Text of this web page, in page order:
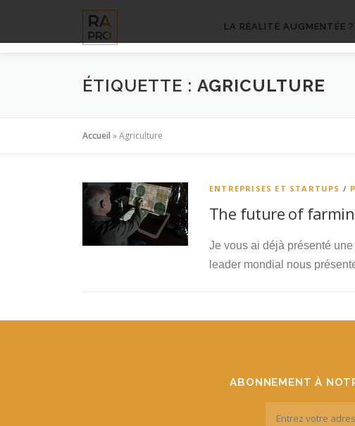
contenu
LA RÉALITÉ AUGMENTÉE ?
ÉTIQUETTE : AGRICULTURE
Accueil »Agriculture
ENTREPRISES ET STARTUPS /
The future of
Je vous ai déjà présenté
leader mondial nous
ABONNEMENT À